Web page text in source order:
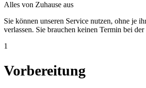
Alles von Zuhause aus
Sie können unseren Service nutzen, ohne je
verlassen. Sie brauchen keinen Termin bei der
1
Vorbereitung